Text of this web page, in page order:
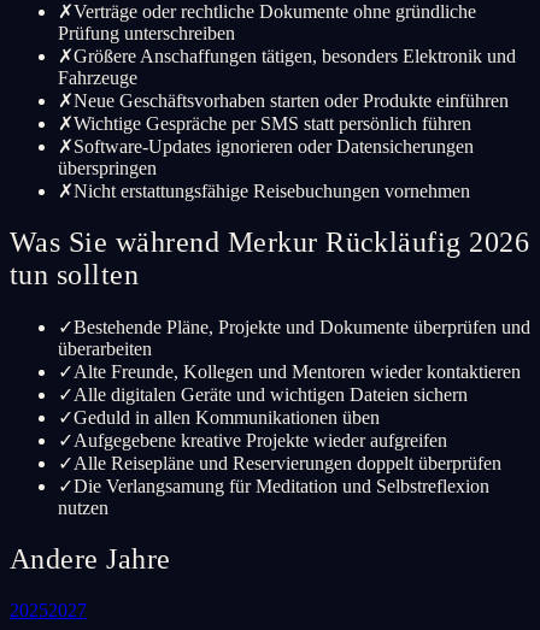
✗Verträge oder rechtliche Dokumente ohne gründliche
Prüfung unterschreiben
✗Größere Anschaffungen tätigen, besonders Elektronik und
Fahrzeuge
✗Neue Geschäftsvorhaben starten oder Produkte einführen
✗Wichtige Gespräche per SMS statt persönlich führen
✗Software-Updates ignorieren oder Datensicherungen
überspringen
✗Nicht erstattungsfähige Reisebuchungen vornehmen
Was Sie während Merkur Rückläufig 2026
tun sollten
✓Bestehende Pläne, Projekte und Dokumente überprüfen und
überarbeiten
✓Alte Freunde, Kollegen und Mentoren wieder kontaktieren
✓Alle digitalen Geräte und wichtigen Dateien sichern
✓Geduld in allen Kommunikationen üben
✓Aufgegebene kreative Projekte wieder aufgreifen
✓Alle Reisepläne und Reservierungen doppelt überprüfen
✓Die Verlangsamung für Meditation und Selbstreflexion
nutzen
Andere Jahre
20252027